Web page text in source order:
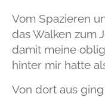
Vom Spazieren
das Walken zum
damit meine
hinter mir hatte
Von dort aus